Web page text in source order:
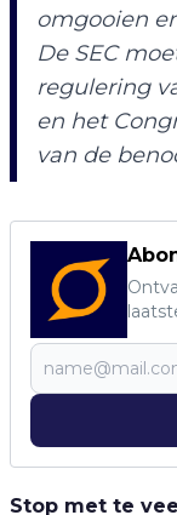
omgooien
De SEC
regulering
en het
van de
Stop met te